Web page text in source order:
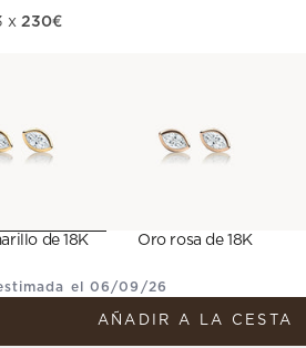
x230€
de 18K Oro rosa de 18K
el 06/09/26
AÑADIR A LA CESTA